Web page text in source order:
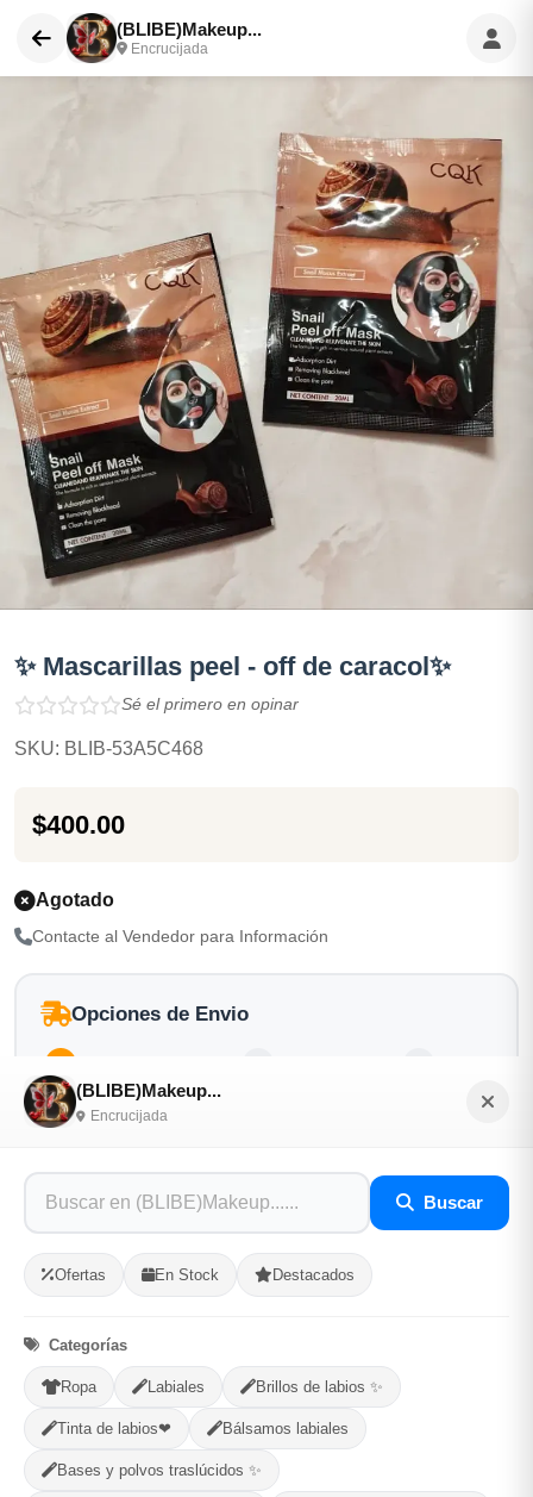
(BLIBE)Makeup...
Encrucijada
(BLIBE)Makeup...
Encrucijada
Buscar
Ofertas En Stock Destacados
Categorías
Ropa Labiales Brillos de labios ✨
Tinta de labios❤ Bálsamos labiales
Bases y polvos traslúcidos ✨
✨ Mascarillas peel - off de caracol✨
Sé el primero en opinar
SKU: BLIB-53A5C468
$400.00
Agotado
Contacte al Vendedor para Información
Opciones de Envio
Selecciona tu ubicacion
Compartir Favorito
MÉTODOS DE PAGO ACEPTADOS